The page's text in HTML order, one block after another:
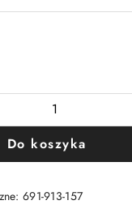
Do koszyka
691-913-157